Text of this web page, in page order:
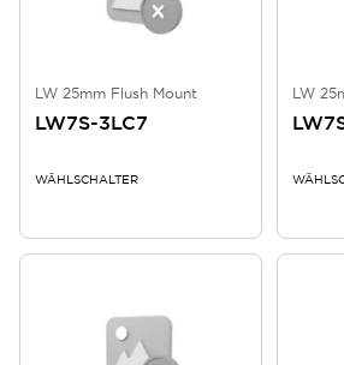
LW 25mm Flush Mount
LW7S-3LC7
WÄHLSCHALTER
LW